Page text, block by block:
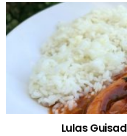
Lulas